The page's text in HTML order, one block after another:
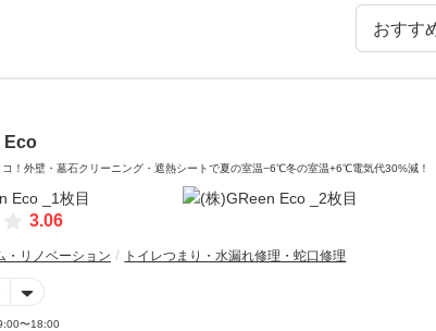
Eco
コ！外壁・墓石クリーニング・遮熱シートで夏の室温−6℃冬の室温+6℃電気代30%減！
3.06
・リノベーション トイレつまり・水漏れ修理・蛇口修理
〜18:00